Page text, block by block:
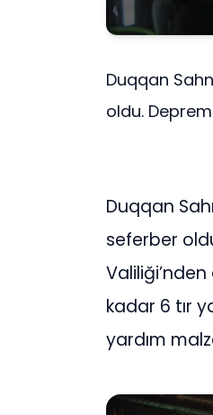
Duqqan
oldu.
Duqqan
seferber
kadar 6 tır
yardım